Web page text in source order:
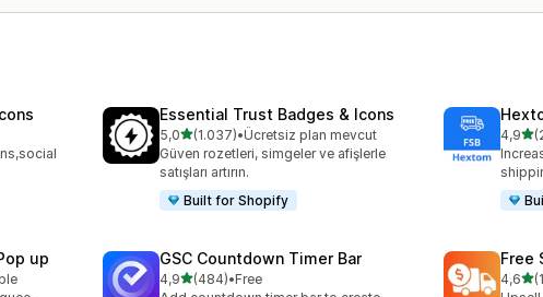
Essential Trust Badges & Icons
5,05 yıldız üzerinden
(1.037)
toplam 1037 değerlendirme
•Ücretsiz plan mevcut
Güven rozetleri, simgeler ve afişlerle
satışları artırın.
Built for Shopify
4,95
up GSC Countdown Timer Bar
4,95 yıldız üzerinden
(484)
toplam 484 değerlendirme
•Free
Free
4,65